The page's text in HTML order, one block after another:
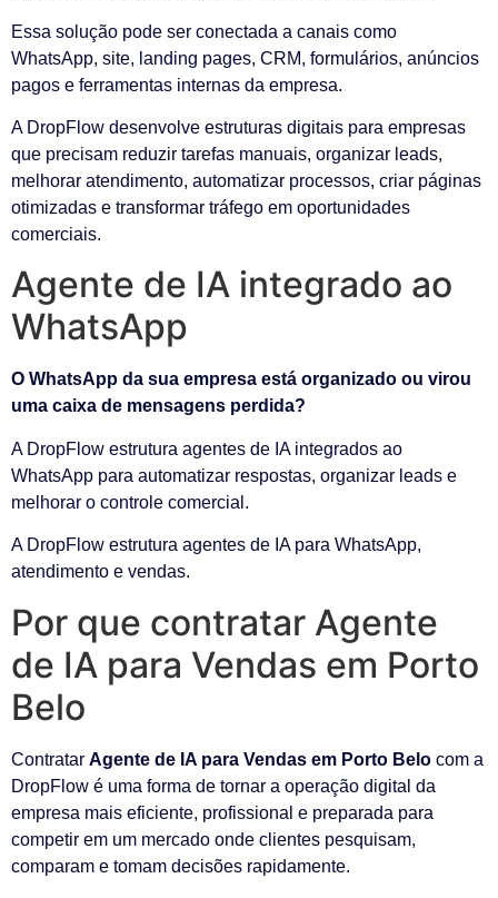
Essa solução pode ser conectada a canais como
WhatsApp, site, landing pages, CRM, formulários, anúncios
pagos e ferramentas internas da empresa.
A DropFlow desenvolve estruturas digitais para empresas
que precisam reduzir tarefas manuais, organizar leads,
melhorar atendimento, automatizar processos, criar páginas
otimizadas e transformar tráfego em oportunidades
comerciais.
Agente de IA integrado ao
WhatsApp
O WhatsApp da sua empresa está organizado ou virou
uma caixa de mensagens perdida?
A DropFlow estrutura agentes de IA integrados ao
WhatsApp para automatizar respostas, organizar leads e
melhorar o controle comercial.
A DropFlow estrutura agentes de IA para WhatsApp,
atendimento e vendas.
Por que contratar Agente
de IA para Vendas em Porto
Belo
Contratar Agente de IA para Vendas em Porto Belo com a
DropFlow é uma forma de tornar a operação digital da
empresa mais eficiente, profissional e preparada para
competir em um mercado onde clientes pesquisam,
comparam e tomam decisões rapidamente.